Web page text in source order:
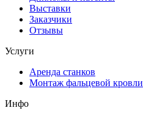
Выставки
Заказчики
Отзывы
Услуги
Аренда станков
Монтаж фальцевой кровли
Инфо